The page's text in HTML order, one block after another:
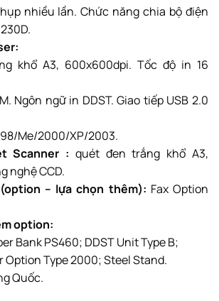
nhiều lần. Chức năng chia bộ điện
khổ A3, 600x600dpi. Tốc độ in 16
Ngôn ngữ in DDST. Giao tiếp USB 2.0
Me/2000/XP/2003.
Scanner : quét đen trắng khổ A3,
nghệ CCD.
– lựa chọn thêm): Fax Option
option:
Bank PS460; DDST Unit Type B;
Option Type 2000; Steel Stand.
Quốc.